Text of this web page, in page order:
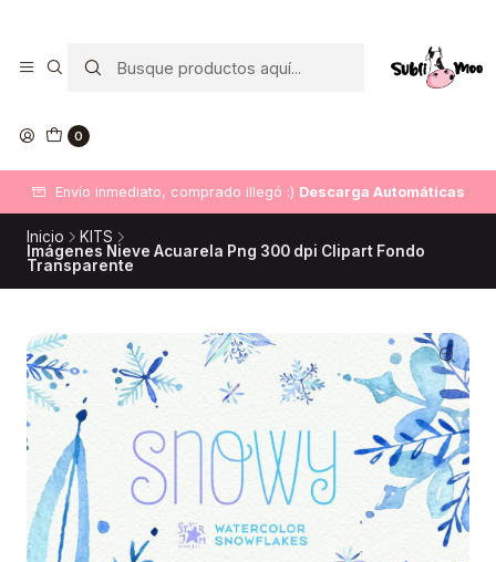
0
Envío inmediato, comprado illegó :) Descarga Automáticas
Inicio
KITS
Imágenes Nieve Acuarela Png 300 dpi Clipart Fondo
Transparente